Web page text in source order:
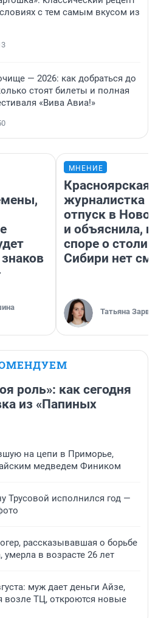
с тем самым вкусом из
— 2026: как добраться до
стоят билеты и полная
«Вива Авиа!»
МНЕНИЕ
Красноярская
журналистка
отпуск в
и объяснила,
споре о
Сибири нет
Татьяна Зарва
роль»: как сегодня
из «Папиных
на цепи в Приморье,
медведем Фиником
Трусовой исполнился год —
рассказывавшая о борьбе
в возрасте 26 лет
муж дает деньги Айзе,
возле ТЦ, откроются новые